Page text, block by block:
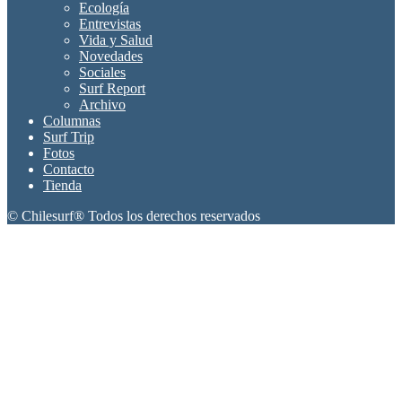
Ecología
Entrevistas
Vida y Salud
Novedades
Sociales
Surf Report
Archivo
Columnas
Surf Trip
Fotos
Contacto
Tienda
© Chilesurf® Todos los derechos reservados